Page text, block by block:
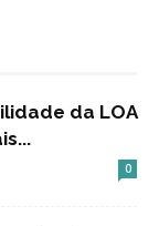
da LOA
0